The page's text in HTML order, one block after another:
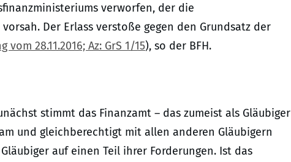
verworfen, der die
Der Erlass verstoße gegen den Grundsatz der
vom 28.11.2016; Az: GrS 1/15), so der BFH.
stimmt das Finanzamt – das zumeist als Gläubiger
und gleichberechtigt mit allen anderen Gläubigern
auf einen Teil ihrer Forderungen. Ist das